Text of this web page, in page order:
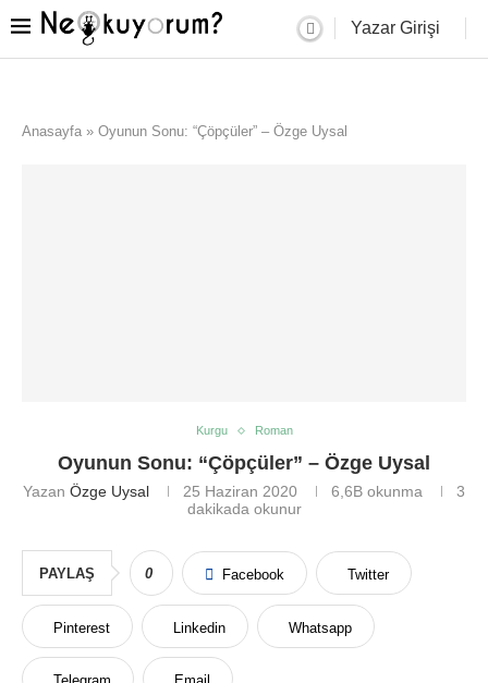
Yazar Girişi
Anasayfa » Oyunun Sonu: “Çöpçüler” – Özge Uysal
Kurgu Roman
Oyunun Sonu: “Çöpçüler” – Özge Uysal
Yazan Özge Uysal 25 Haziran 2020 6,6B okunma
3
dakikada okunur
PAYLAŞ 0 Facebook Twitter
Pinterest Linkedin Whatsapp